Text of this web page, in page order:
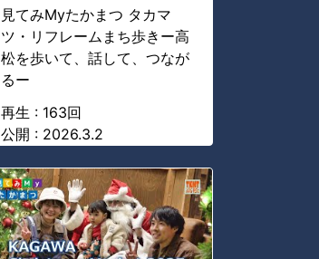
見てみMyたかまつ タカマ
ツ・リフレームまち歩きー高
松を歩いて、話して、つなが
るー
再生 : 163回
公開 : 2026.3.2